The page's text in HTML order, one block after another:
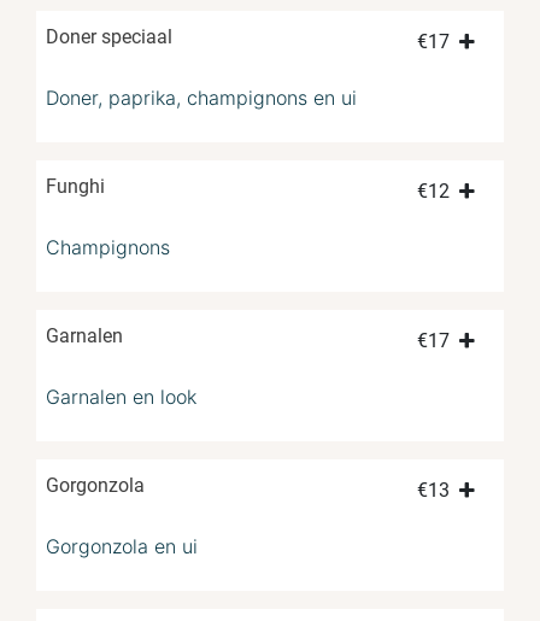
Doner speciaal €17
Doner, paprika, champignons en ui
Funghi €12
Champignons
Garnalen €17
Garnalen en look
Gorgonzola €13
Gorgonzola en ui